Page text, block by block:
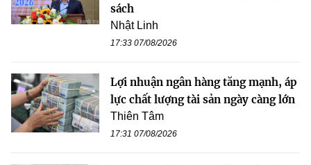
sách
Nhật Linh
17:33 07/08/2026
Lợi nhuận ngân hàng tăng mạnh, áp
lực chất lượng tài sản ngày càng lớn
Thiên Tâm
17:31 07/08/2026